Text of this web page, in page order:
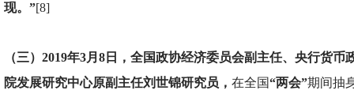
现。”[8]
（三）2019年3月8日，全国政协经济委员会副主任、央行货币
院发展研究中心原副主任刘世锦研究员， 在全国“两会”期间抽